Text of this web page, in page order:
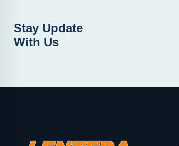
Stay Update
With Us